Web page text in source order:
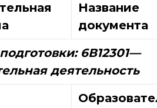
Название
документа
6В12301—
деятельность